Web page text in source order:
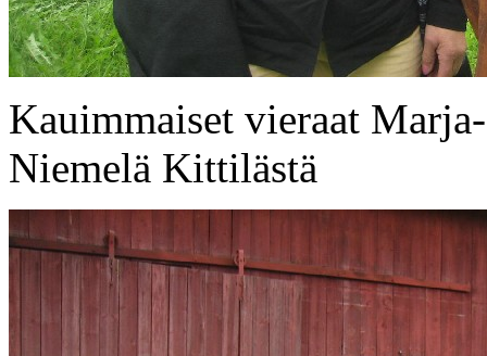
Kauimmaiset vieraat
Niemelä Kittilästä